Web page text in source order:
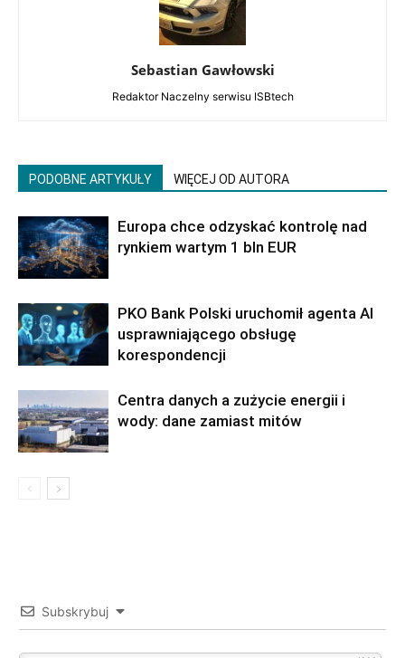
Sebastian Gawłowski
Redaktor Naczelny serwisu ISBtech
PODOBNE ARTYKUŁY WIĘCEJ OD AUTORA
Europa chce odzyskać kontrolę nad
rynkiem wartym 1 bln EUR
PKO Bank Polski uruchomił agenta AI
usprawniającego obsługę
korespondencji
Centra danych a zużycie energii i
wody: dane zamiast mitów
Subskrybuj